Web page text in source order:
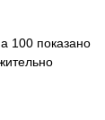
100 показано